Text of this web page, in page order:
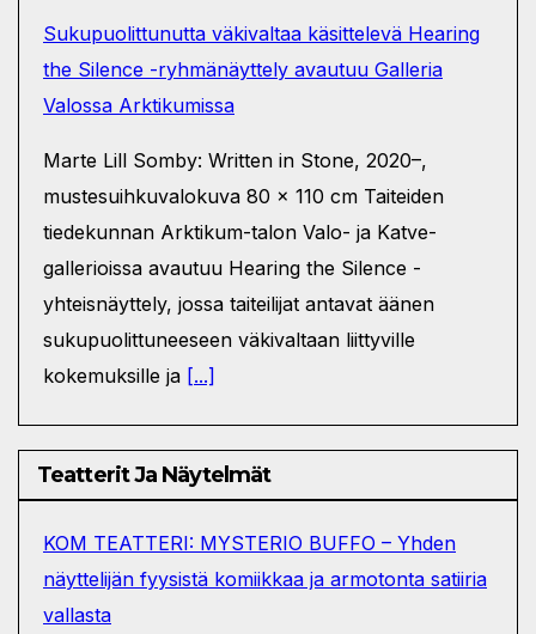
Sukupuolittunutta väkivaltaa käsittelevä Hearing
the Silence -ryhmänäyttely avautuu Galleria
Valossa Arktikumissa
Marte Lill Somby: Written in Stone, 2020–,
mustesuihkuvalokuva 80 x 110 cm Taiteiden
tiedekunnan Arktikum-talon Valo- ja Katve-
gallerioissa avautuu Hearing the Silence -
yhteisnäyttely, jossa taiteilijat antavat äänen
sukupuolittuneeseen väkivaltaan liittyville
kokemuksille ja [...]
Teatterit Ja Näytelmät
KOM TEATTERI: MYSTERIO BUFFO – Yhden
näyttelijän fyysistä komiikkaa ja armotonta satiiria
vallasta